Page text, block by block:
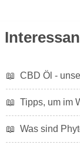
📖 CBD Öl -
📖 Tipps, um im
📖 Was sind